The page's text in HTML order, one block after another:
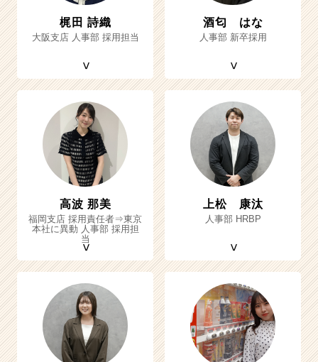
梶田 詩織
大阪支店 人事部 採用担当
酒匂 はな
人事部 新卒採用
高波 那美
福岡支店 採用責任者⇒東京
本社に異動 人事部 採用担
当
上松 康汰
人事部 HRBP